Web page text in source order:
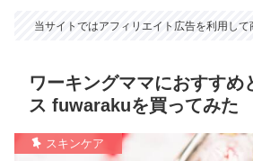
当サイトではアフィリエイト広告を利用して
ワーキングママにおすすめ
ス fuwarakuを買ってみた
スキンケア